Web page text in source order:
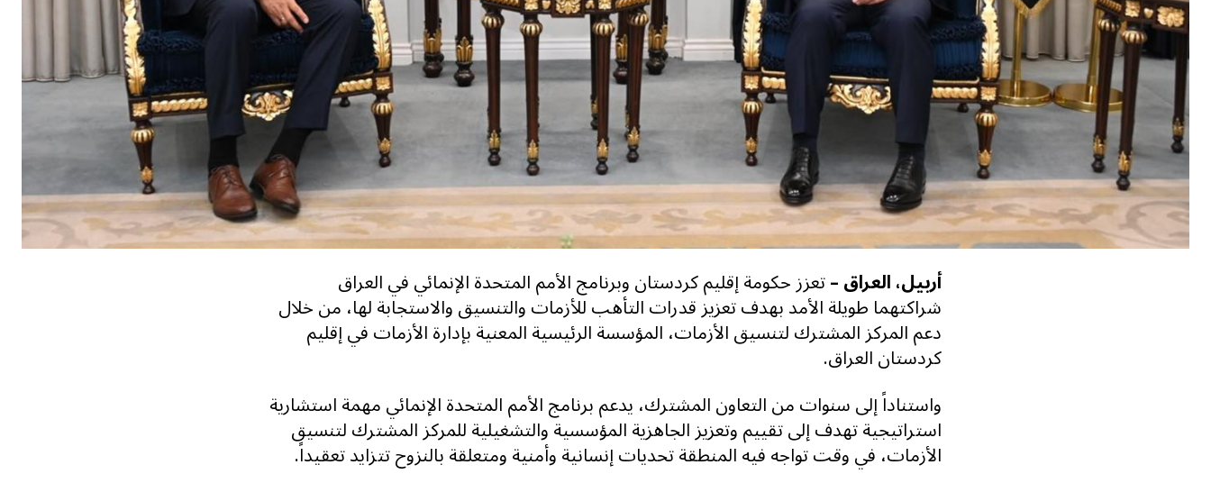
أربيل، العراق –تعزز حكومة إقليم كردستان وبرنامج الأمم المتحدة الإنمائي في العراق
شراكتهما طويلة الأمد بهدف تعزيز قدرات التأهب للأزمات والتنسيق والاستجابة لها، من خلال
دعم المركز المشترك لتنسيق الأزمات، المؤسسة الرئيسية المعنية بإدارة الأزمات في إقليم
كردستان العراق.
واستناداً إلى سنوات من التعاون المشترك، يدعم برنامج الأمم المتحدة الإنمائي مهمة استشارية
استراتيجية تهدف إلى تقييم وتعزيز الجاهزية المؤسسية والتشغيلية للمركز المشترك لتنسيق
الأزمات، في وقت تواجه فيه المنطقة تحديات إنسانية وأمنية ومتعلقة بالنزوح تتزايد تعقيداً.